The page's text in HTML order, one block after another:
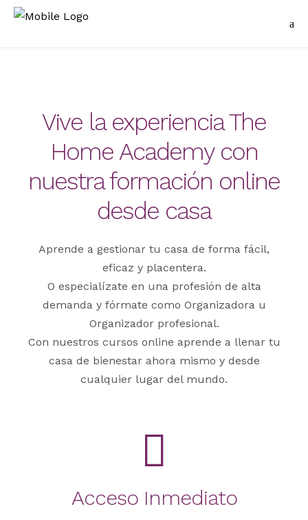
Vive la experiencia The
Home Academy con
nuestra formación online
desde casa
Aprende a gestionar tu casa de forma fácil,
eficaz y placentera.
O especialízate en una profesión de alta
demanda y fórmate como Organizadora u
Organizador profesional.
Con nuestros cursos online aprende a llenar tu
casa de bienestar ahora mismo y desde
cualquier lugar del mundo.
Acceso Inmediato